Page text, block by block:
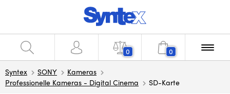
0 0
Syntex SONY
Kameras
Professionelle Kameras - Digital Cinema
SD-Karte